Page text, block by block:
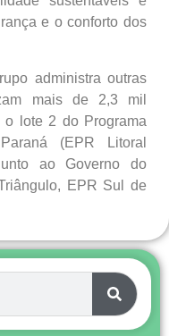
e o conforto dos
administra outras
mais de 2,3 mil
o lote 2 do Programa
(EPR Litoral
ao Governo do
EPR Sul de